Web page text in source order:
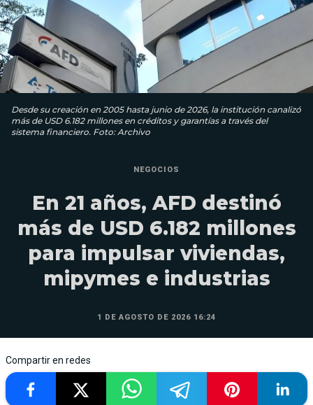
Desde su creación en 2005 hasta junio de 2026, la institución canalizó
más de USD 6.182 millones en créditos y garantías a través del
sistema financiero. Foto: Archivo
NEGOCIOS
En 21 años, AFD destinó
más de USD 6.182 millones
para impulsar viviendas,
mipymes e industrias
1 DE AGOSTO DE 2026 16:24
Compartir en redes